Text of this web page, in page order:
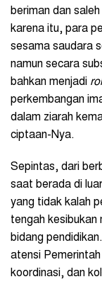
beriman dan
karena itu, para
sesama saudara
namun secara
bahkan menjadi
perkembangan
dalam ziarah
ciptaan-Nya.
Sepintas, dari
saat berada di
yang tidak kalah
tengah kesibukan
bidang
atensi
koordinasi, dan